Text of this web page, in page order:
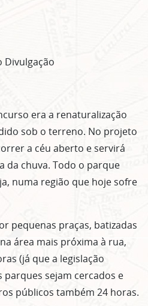
Divulgação
era a renaturalização
sob o terreno. No projeto
a céu aberto e servirá
da chuva. Todo o parque
numa região que hoje sofre
pequenas praças, batizadas
área mais próxima à rua,
(já que a legislação
sejam cercados e
públicos também 24 horas.